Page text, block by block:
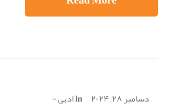
دسامبر ۲۸, ۲۰۲۴ inادبی